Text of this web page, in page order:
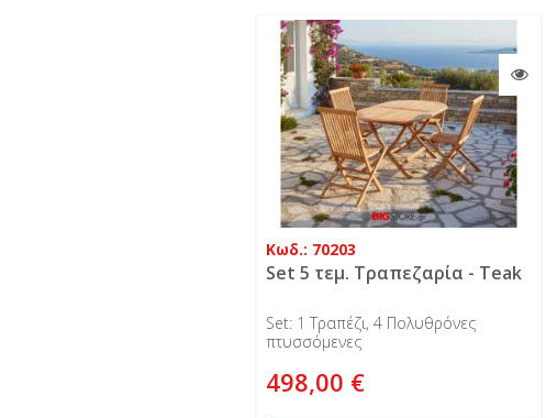
Κωδ.: 70203
Set 5 τεμ. Τραπεζαρία - Teak
Set: 1 Τραπέζι, 4 Πολυθρόνες
πτυσσόμενες
498,00 €